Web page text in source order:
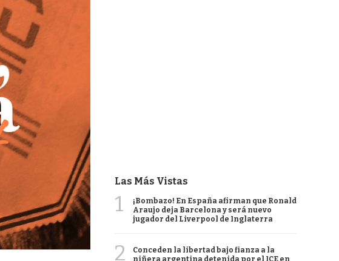
Las Más Vistas
1
¡Bombazo! En España afirman que Ronald
Araujo deja Barcelona y será nuevo
jugador del Liverpool de Inglaterra
2
Conceden la libertad bajo fianza a la
niñera argentina detenida por el ICE en